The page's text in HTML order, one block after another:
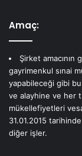
Amaç:
Şirket amacının
gayrimenkul sınai
yapabileceği gibi
ve alayhine ve her
mükellefiyetleri
31.01.2015
diğer işler.